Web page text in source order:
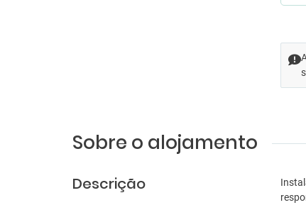
Sobre o alojamento
Descrição